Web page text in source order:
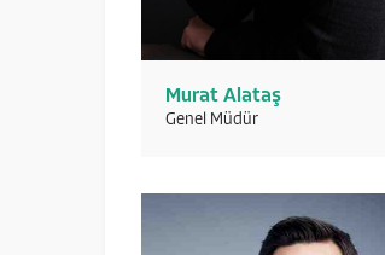
Murat Alataş
Genel Müdür